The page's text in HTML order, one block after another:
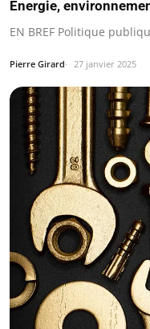
Énergie,
EN BREF Politique
Pierre Girard 27 janvier 2025